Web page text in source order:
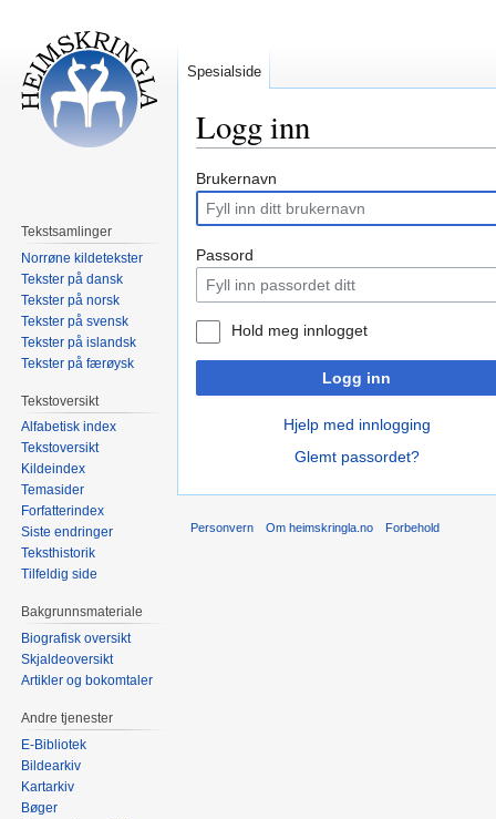
Logg inn
Hopp
navigering
Hopp
søk
Brukernavn
Passord
Hold meg innlogget
Logg inn
Hjelp med innlogging
Glemt passordet?
Spesialside
Tekstsamlinger
Norrøne kildetekster
Tekster på dansk
Tekster på norsk
Tekster på svensk
Tekster på islandsk
Tekster på færøysk
Tekstoversikt
Alfabetisk index
Tekstoversikt
Kildeindex
Temasider
Forfatterindex
Siste endringer
Teksthistorik
Tilfeldig side
Bakgrunnsmateriale
Biografisk oversikt
Skjaldeoversikt
Artikler og bokomtaler
Andre tjenester
E-Bibliotek
Bildearkiv
Kartarkiv
Bøger
Personvern Om heimskringla.no Forbehold